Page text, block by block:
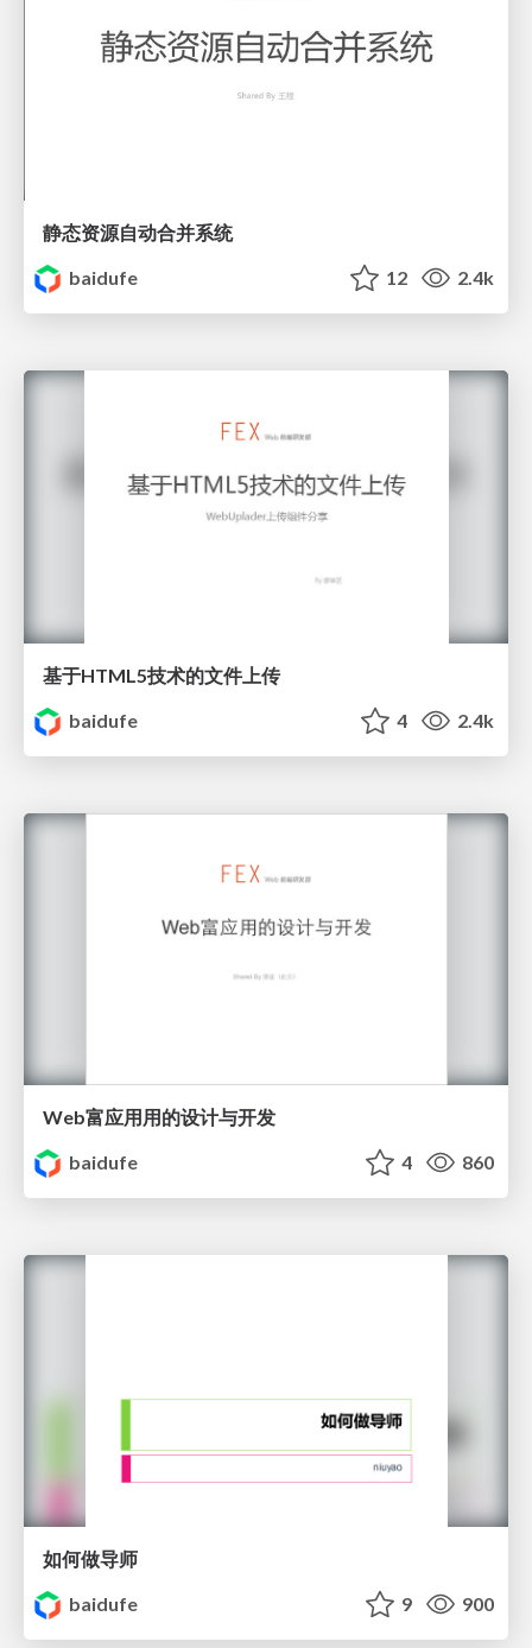
静态资源自动合并系统
baidufe
12 2.4k
基于HTML5技术的文件上传
baidufe
4 2.4k
Web富应⽤用的设计与开发
baidufe
4 860
如何做导师
baidufe
9 900